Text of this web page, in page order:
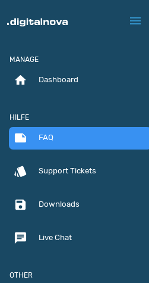
menu
MANAGE
home Dashboard
HILFE
note FAQ
style Support Tickets
save Downloads
chat Live Chat
OTHER